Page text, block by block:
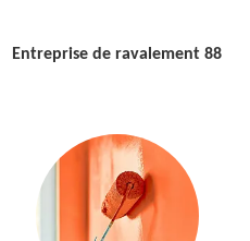
Entreprise de ravalement 88